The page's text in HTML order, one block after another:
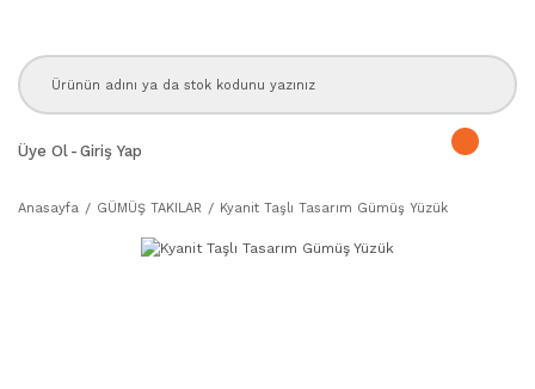
Üye Ol - Giriş Yap
Anasayfa GÜMÜŞ TAKILAR Kyanit Taşlı Tasarım Gümüş Yüzük